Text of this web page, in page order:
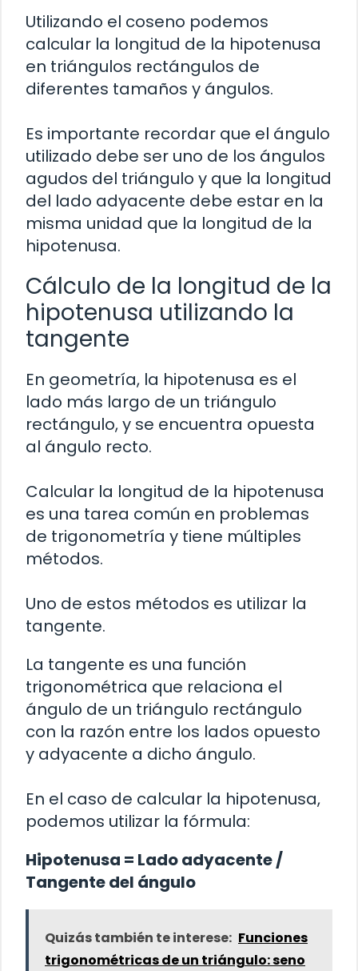
Utilizando el coseno podemos
calcular la longitud de la hipotenusa
en triángulos rectángulos de
diferentes tamaños y ángulos.
Es importante recordar que el ángulo
utilizado debe ser uno de los ángulos
agudos del triángulo y que la longitud
del lado adyacente debe estar en la
misma unidad que la longitud de la
hipotenusa.
Cálculo de la longitud de la
hipotenusa utilizando la
tangente
En geometría, la hipotenusa es el
lado más largo de un triángulo
rectángulo, y se encuentra opuesta
al ángulo recto.
Calcular la longitud de la hipotenusa
es una tarea común en problemas
de trigonometría y tiene múltiples
métodos.
Uno de estos métodos es utilizar la
tangente.
La tangente es una función
trigonométrica que relaciona el
ángulo de un triángulo rectángulo
con la razón entre los lados opuesto
y adyacente a dicho ángulo.
En el caso de calcular la hipotenusa,
podemos utilizar la fórmula:
Hipotenusa = Lado adyacente /
Tangente del ángulo
Quizás también te interese: Funciones
trigonométricas de un triángulo: seno